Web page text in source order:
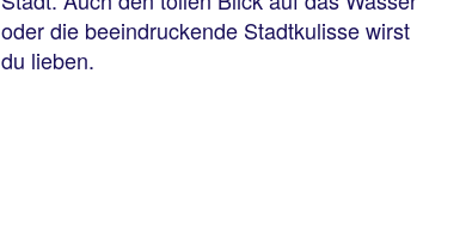
oder die beeindruckende Stadtkulisse wirst
du lieben.